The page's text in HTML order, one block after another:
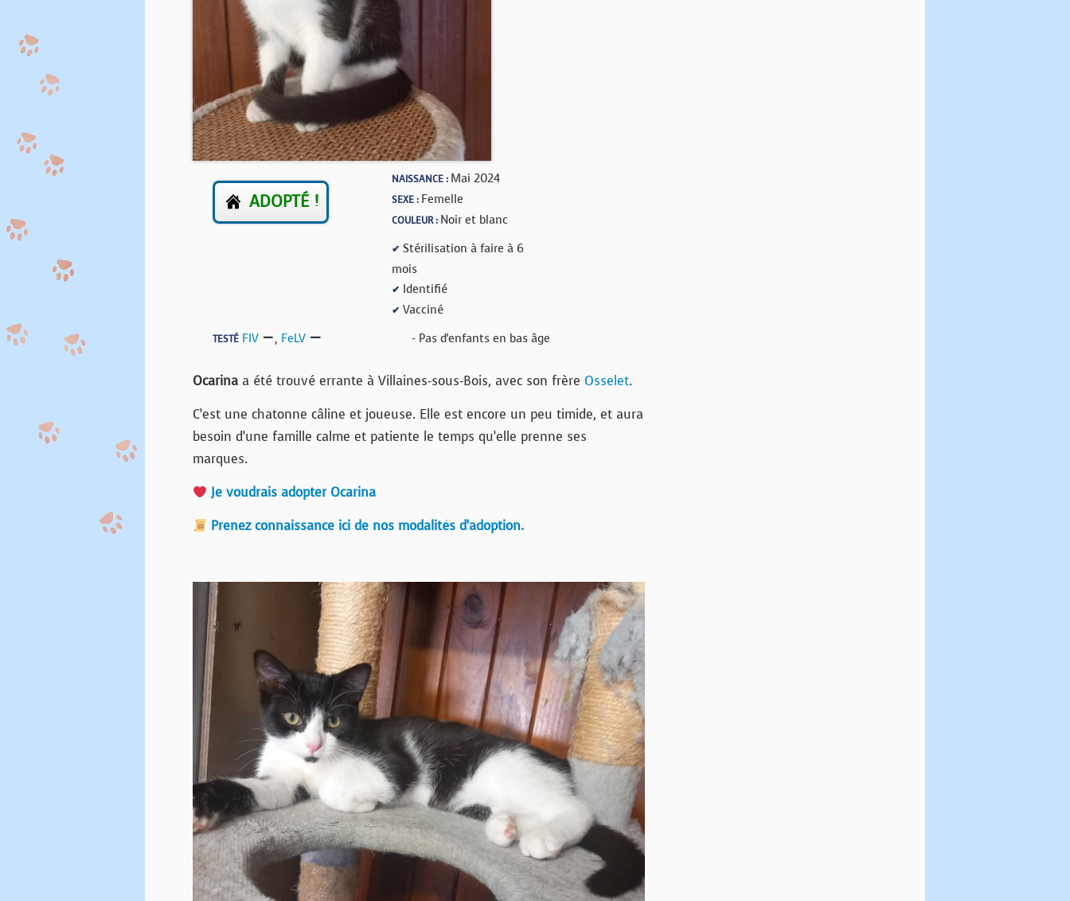
ADOPTÉ !
NAISSANCE : Mai 2024
SEXE : Femelle
COULEUR : Noir et blanc
✔ Stérilisation à faire à 6
mois
✔ Identifié
✔ Vacciné
TESTÉ FIV , FeLV - Pas d'enfants en bas âge
Ocarina a été trouvé errante à Villaines-sous-Bois, avec son frère Osselet.
C’est une chatonne câline et joueuse. Elle est encore un peu timide, et aura
besoin d’une famille calme et patiente le temps qu’elle prenne ses
marques.
Je voudrais adopter Ocarina
Prenez connaissance ici de nos modalités d’adoption.